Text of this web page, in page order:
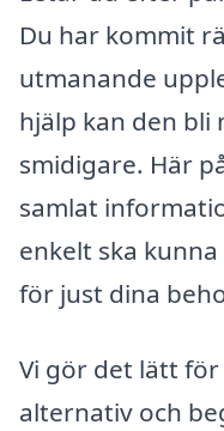
Du har kommit
utmanande
hjälp kan den bli
smidigare. Här
samlat
enkelt ska
för just dina
Vi gör det lätt
alternativ och